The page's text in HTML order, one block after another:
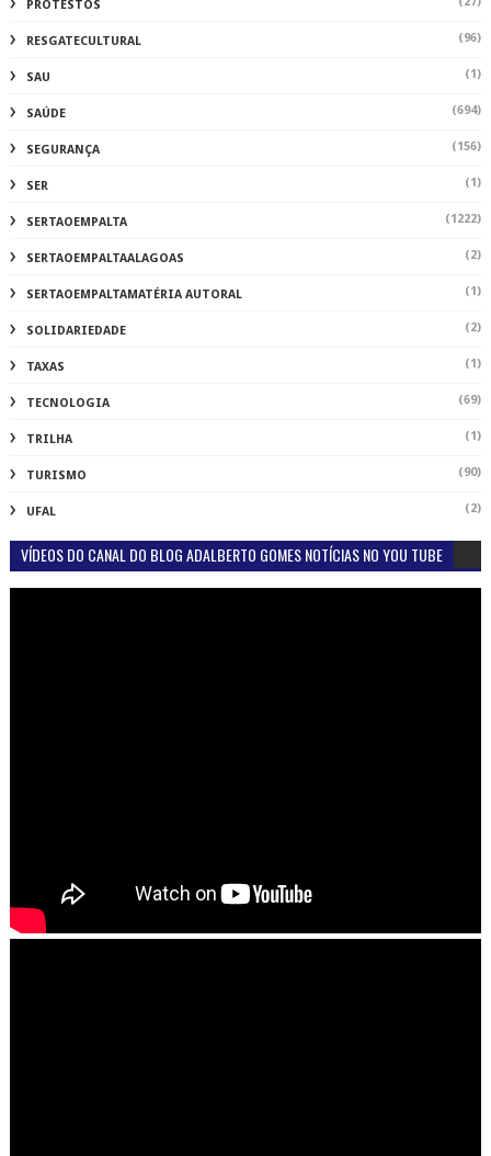
PROTESTOS
RESGATECULTURAL (96)
SAU (1)
SAÚDE (694)
SEGURANÇA (156)
SER (1)
SERTAOEMPALTA (1222)
SERTAOEMPALTAALAGOAS (2)
SERTAOEMPALTAMATÉRIA AUTORAL (1)
SOLIDARIEDADE (2)
TAXAS (1)
TECNOLOGIA (69)
TRILHA (1)
TURISMO (90)
UFAL (2)
VÍDEOS DO CANAL DO BLOG ADALBERTO GOMES NOTÍCIAS NO YOU TUBE